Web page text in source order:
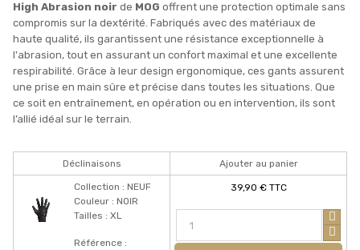
High Abrasion noir de MOG offrent une protection optimale sans
compromis sur la dextérité. Fabriqués avec des matériaux de
haute qualité, ils garantissent une résistance exceptionnelle à
l'abrasion, tout en assurant un confort maximal et une excellente
respirabilité. Grâce à leur design ergonomique, ces gants assurent
une prise en main sûre et précise dans toutes les situations. Que
ce soit en entraînement, en opération ou en intervention, ils sont
l’allié idéal sur le terrain.
Déclinaisons Ajouter au panier
Collection : NEUF
Couleur : NOIR
Tailles : XL
Référence :
39,90 € TTC